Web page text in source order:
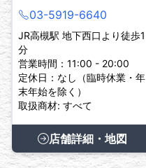
03-5919-6640
JR高槻駅 地下西口より徒歩1
分
営業時間：11:00 - 20:00
定休日：なし（臨時休業・年
末年始を除く）
取扱商材: すべて
店舗詳細・地図